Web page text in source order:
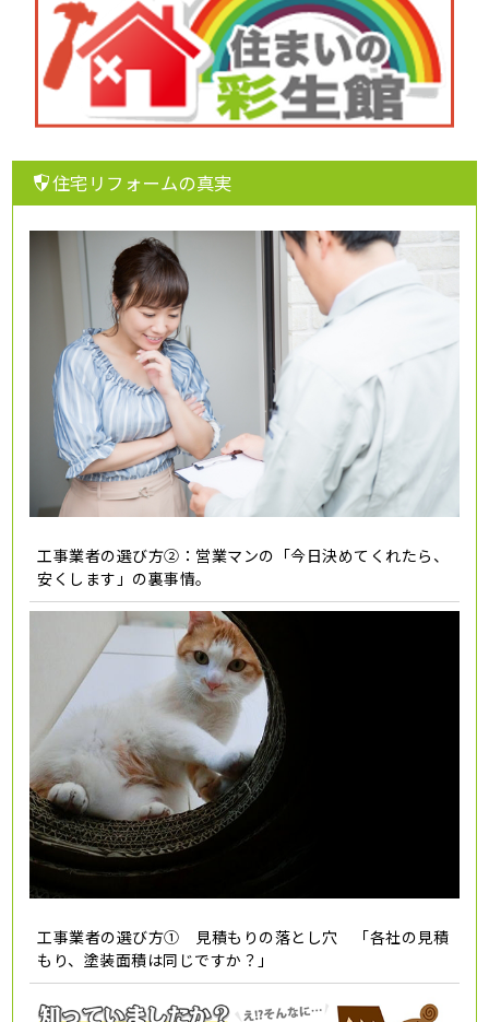
住宅リフォームの真実
工事業者の選び方②：営業マンの「今日決めてくれたら、
安くします」の裏事情。
工事業者の選び方① 見積もりの落とし穴 「各社の見積
もり、塗装面積は同じですか？」